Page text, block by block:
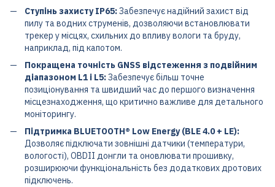
Ступінь захисту IP65:Забезпечує надійний захист від
пилу та водних струменів, дозволяючи встановлювати
трекер у місцях, схильних до впливу вологи та бруду,
наприклад, під капотом.
Покращена точність GNSS відстеження з подвійним
діапазоном L1 і L5:Забезпечує більш точне
позиціонування та швидший час до першого визначення
місцезнаходження, що критично важливе для детального
моніторингу.
Підтримка BLUETOOTH® Low Energy (BLE 4.0 + LE):
Дозволяє підключати зовнішні датчики (температури,
вологості), OBDII донгли та оновлювати прошивку,
розширюючи функціональність без додаткових дротових
підключень.